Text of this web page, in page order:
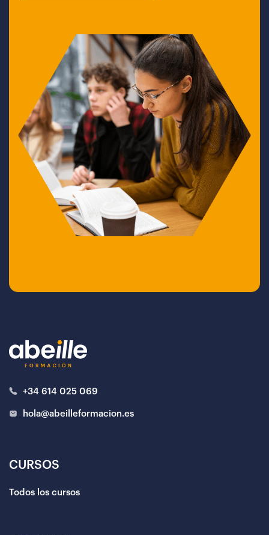
+34 614 025 069
hola@abeilleformacion.es
CURSOS
Todos los cursos